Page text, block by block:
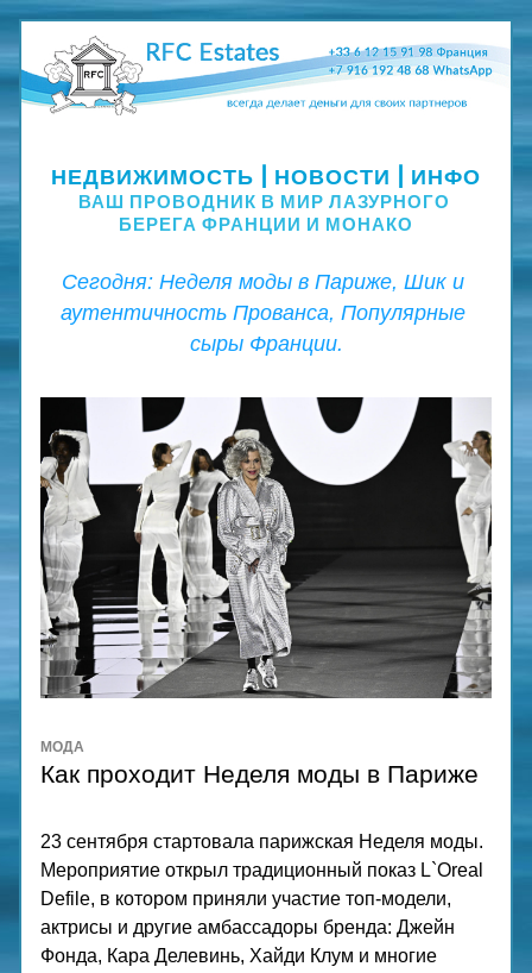
НЕДВИЖИМОСТЬ | НОВОСТИ | ИНФО
ВАШ ПРОВОДНИК В МИР ЛАЗУРНОГО
БЕРЕГА ФРАНЦИИ И МОНАКО
Сегодня: Неделя моды в Париже, Шик и
аутентичность Прованса, Популярные
сыры Франции.
МОДА
Как проходит Неделя моды в Париже
23 сентября стартовала парижская Неделя моды.
Мероприятие открыл традиционный показ L`Oreal
Defile, в котором приняли участие топ-модели,
актрисы и другие амбассадоры бренда: Джейн
Фонда, Кара Делевинь, Хайди Клум и многие